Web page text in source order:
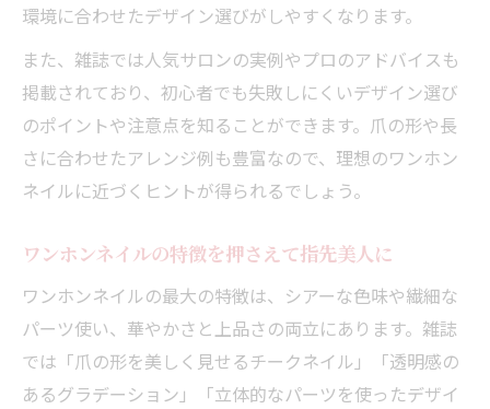
環境に合わせたデザイン選びがしやすくなります。
また、雑誌では人気サロンの実例やプロのアドバイスも
掲載されており、初心者でも失敗しにくいデザイン選び
のポイントや注意点を知ることができます。爪の形や長
さに合わせたアレンジ例も豊富なので、理想のワンホン
ネイルに近づくヒントが得られるでしょう。
ワンホンネイルの特徴を押さえて指先美人に
ワンホンネイルの最大の特徴は、シアーな色味や繊細な
パーツ使い、華やかさと上品さの両立にあります。雑誌
では「爪の形を美しく見せるチークネイル」「透明感の
あるグラデーション」「立体的なパーツを使ったデザイ